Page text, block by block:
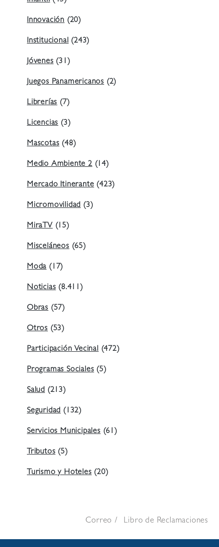
Innovación (20)
Institucional (243)
Jóvenes (31)
Juegos Panamericanos (2)
Librerías (7)
Licencias (3)
Mascotas (48)
Medio Ambiente 2(14)
Mercado Itinerante (423)
Micromovilidad (3)
MiraTV (15)
Misceláneos (65)
Moda (17)
Noticias (8.411)
Obras (57)
Otros (53)
Participación Vecinal (472)
Programas Sociales (5)
Salud (213)
Seguridad (132)
Servicios Municipales (61)
Tributos (5)
Turismo y Hoteles (20)
Correo Libro de Reclamaciones